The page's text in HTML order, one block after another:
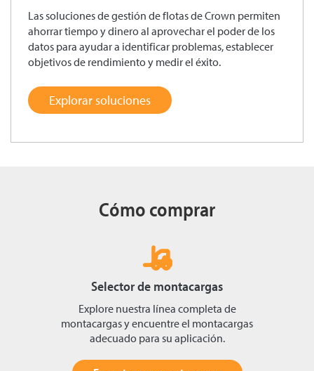
Las soluciones de gestión de flotas de Crown permiten
ahorrar tiempo y dinero al aprovechar el poder de los
datos para ayudar a identificar problemas, establecer
objetivos de rendimiento y medir el éxito.
Explorar soluciones
Cómo comprar
Selector de montacargas
Explore nuestra línea completa de
montacargas y encuentre el montacargas
adecuado para su aplicación.